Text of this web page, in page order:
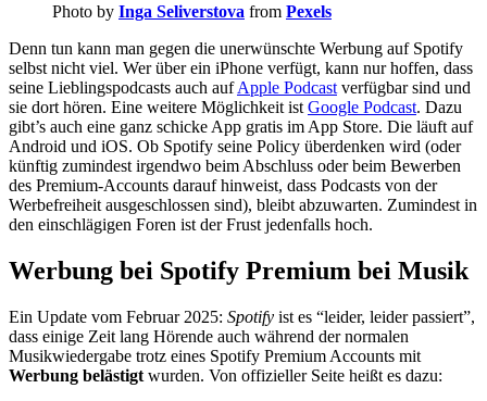
Photo by Inga Seliverstova from Pexels
Denn tun kann man gegen die unerwünschte Werbung auf Spotify
selbst nicht viel. Wer über ein iPhone verfügt, kann nur hoffen, dass
seine Lieblingspodcasts auch aufApple Podcast verfügbar sind und
sie dort hören. Eine weitere Möglichkeit ist Google Podcast. Dazu
gibt’s auch eine ganz schicke App gratis im App Store. Die läuft auf
Android und iOS. Ob Spotify seine Policy überdenken wird (oder
künftig zumindest irgendwo beim Abschluss oder beim Bewerben
des Premium-Accounts darauf hinweist, dass Podcasts von der
Werbefreiheit ausgeschlossen sind), bleibt abzuwarten. Zumindest in
den einschlägigen Foren ist der Frust jedenfalls hoch.
Werbung bei Spotify Premium bei Musik
Ein Update vom Februar 2025: Spotify ist es “leider, leider passiert”,
dass einige Zeit lang Hörende auch während der normalen
Musikwiedergabe trotz eines Spotify Premium Accounts mit
Werbung belästigt wurden. Von offizieller Seite heißt es dazu: